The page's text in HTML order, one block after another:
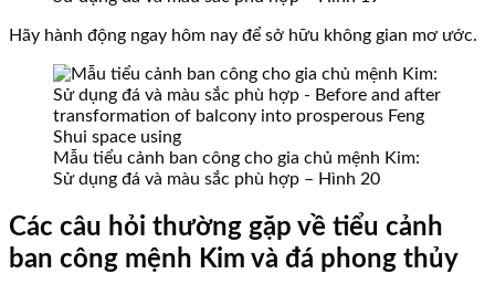
Hãy hành động ngay hôm nay để sở hữu không gian mơ ước.
Mẫu tiểu cảnh ban công cho gia chủ mệnh Kim:
Sử dụng đá và màu sắc phù hợp – Hình 20
Các câu hỏi thường gặp về tiểu cảnh
ban công mệnh Kim và đá phong thủy